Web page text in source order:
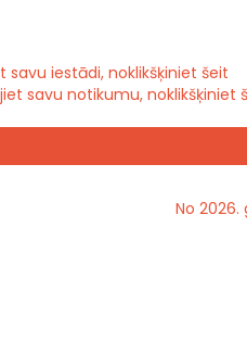
savu iestādi, noklikšķiniet šeit
savu notikumu, noklikšķiniet
No 2026.